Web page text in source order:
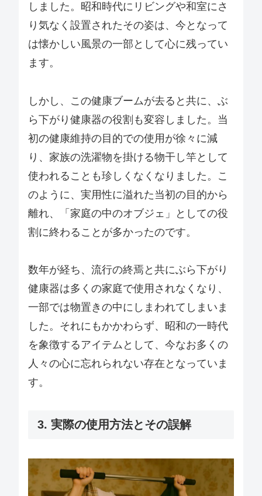
しました。昭和時代にリビングや和室にさ
り気なく設置されたその姿は、今となって
は懐かしい風景の一部として心に残ってい
ます。
しかし、この健康ブームが去ると共に、ぶ
ら下がり健康器の役割も変容しました。当
初の健康維持の目的での使用が徐々に減
り、家族の洗濯物を掛ける物干し竿として
使われることも珍しくなくなりました。こ
のように、実用性に溢れた当初の目的から
離れ、「家庭の中のオブジェ」としての役
割に終わることが多かったのです。
数年が経ち、流行の終焉と共にぶら下がり
健康器は多くの家庭で使用されなくなり、
一部では物置きの中にしまわれてしまいま
した。それにもかかわらず、昭和の一時代
を象徴するアイテムとして、今なお多くの
人々の心に忘れられない存在となっていま
す。
3. 実際の使用方法とその誤解